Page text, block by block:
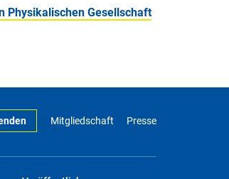
Physikalischen Gesellschaft
Mitgliedschaft Presse